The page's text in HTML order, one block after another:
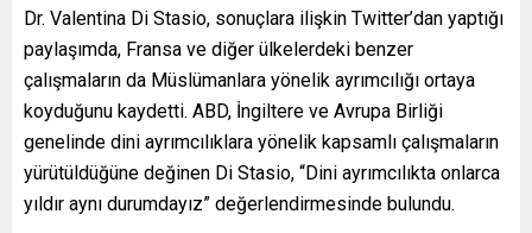
Dr. Valentina Di Stasio, sonuçlara ilişkin Twitter’dan yaptığı
paylaşımda, Fransa ve diğer ülkelerdeki benzer
çalışmaların da Müslümanlara yönelik ayrımcılığı ortaya
koyduğunu kaydetti. ABD, İngiltere ve Avrupa Birliği
genelinde dini ayrımcılıklara yönelik kapsamlı çalışmaların
yürütüldüğüne değinen Di Stasio, “Dini ayrımcılıkta onlarca
yıldır aynı durumdayız” değerlendirmesinde bulundu.